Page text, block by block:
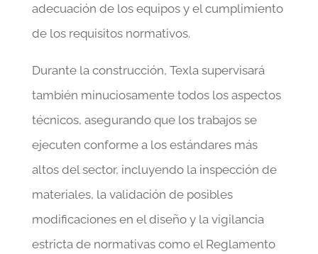
adecuación de los equipos y el cumplimiento
de los requisitos normativos.
Durante la construcción, Texla supervisará
también minuciosamente todos los aspectos
técnicos, asegurando que los trabajos se
ejecuten conforme a los estándares más
altos del sector, incluyendo la inspección de
materiales, la validación de posibles
modificaciones en el diseño y la vigilancia
estricta de normativas como el Reglamento